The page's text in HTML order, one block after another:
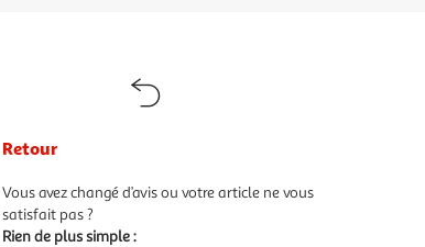
Retour
Vous avez changé d’avis ou votre article ne vous
satisfait pas ?
Rien de plus simple :